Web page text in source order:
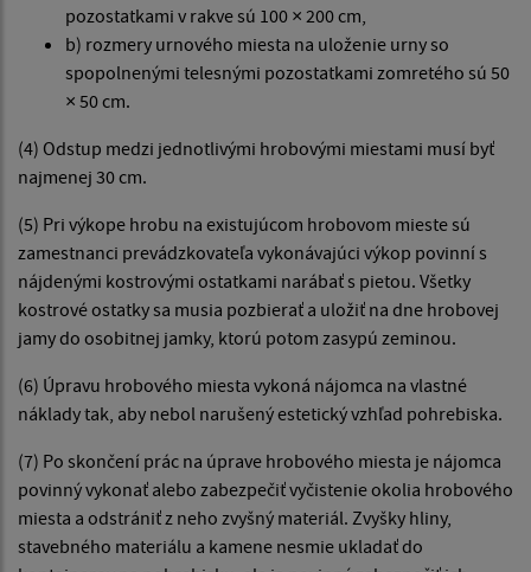
pozostatkami v rakve sú 100 × 200 cm,
b) rozmery urnového miesta na uloženie urny so
spopolnenými telesnými pozostatkami zomretého sú 50
× 50 cm.
(4) Odstup medzi jednotlivými hrobovými miestami musí byť
najmenej 30 cm.
(5) Pri výkope hrobu na existujúcom hrobovom mieste sú
zamestnanci prevádzkovateľa vykonávajúci výkop povinní s
nájdenými kostrovými ostatkami narábať s pietou. Všetky
kostrové ostatky sa musia pozbierať a uložiť na dne hrobovej
jamy do osobitnej jamky, ktorú potom zasypú zeminou.
(6) Úpravu hrobového miesta vykoná nájomca na vlastné
náklady tak, aby nebol narušený estetický vzhľad pohrebiska.
(7) Po skončení prác na úprave hrobového miesta je nájomca
povinný vykonať alebo zabezpečiť vyčistenie okolia hrobového
miesta a odstrániť z neho zvyšný materiál. Zvyšky hliny,
stavebného materiálu a kamene nesmie ukladať do